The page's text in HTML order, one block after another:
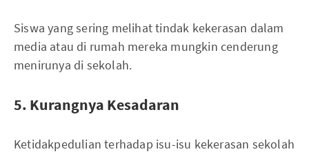
Siswa yang sering melihat tindak kekerasan dalam
media atau di rumah mereka mungkin cenderung
menirunya di sekolah.
5. Kurangnya Kesadaran
Ketidakpedulian terhadap isu-isu kekerasan sekolah